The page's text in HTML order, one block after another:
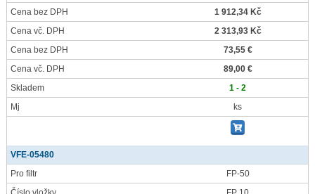
Cena bez DPH
1 912,34 Kč
Cena vč. DPH
2 313,93 Kč
Cena bez DPH
73,55 €
Cena vč. DPH
89,00 €
Skladem
1 - 2
Mj
ks
VFE-05480
Pro filtr
FP-50